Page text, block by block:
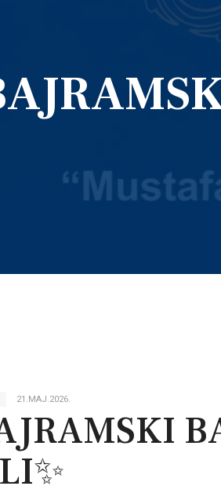
21.MAJ.2026.